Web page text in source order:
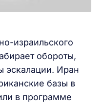
израильского
обороты,
эскалации. Иран
базы в
в программе